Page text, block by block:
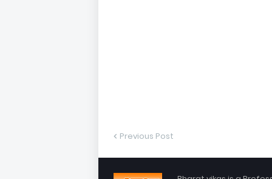
Previous Post